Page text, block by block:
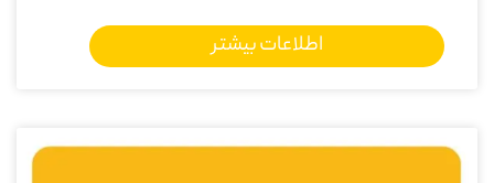
اطلاعات بیشتر